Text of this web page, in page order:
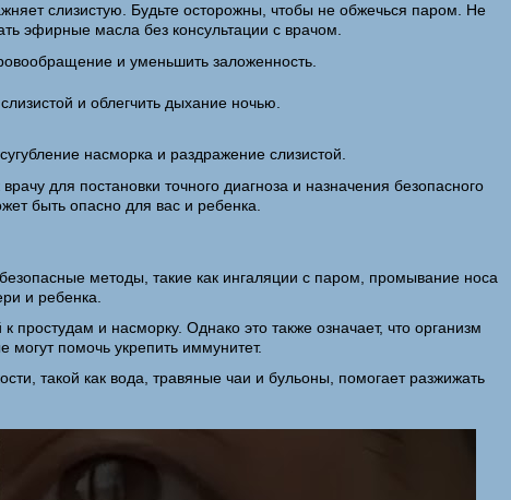
слизистую. Будьте осторожны, чтобы не обжечься паром. Не
эфирные масла без консультации с врачом.
и уменьшить заложенность.
и облегчить дыхание ночью.
насморка и раздражение слизистой.
для постановки точного диагноза и назначения безопасного
быть опасно для вас и ребенка.
методы, такие как ингаляции с паром, промывание носа
и ребенка.
и насморку. Однако это также означает, что организм
помочь укрепить иммунитет.
такой как вода, травяные чаи и бульоны, помогает разжижать